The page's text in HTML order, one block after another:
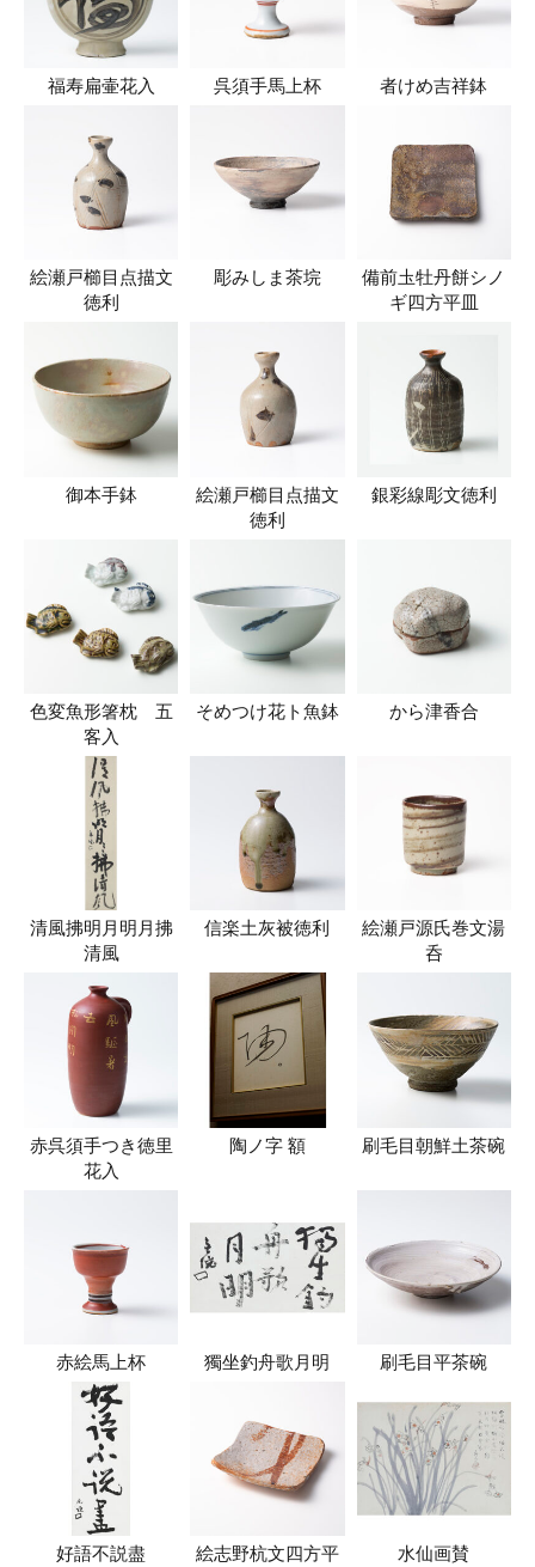
福寿扁壷花入 呉須手馬上杯 者けめ吉祥鉢
絵瀬戸櫛目点描文
徳利
彫みしま茶垸
備前圡牡丹餅シノ
ギ四方平皿
御本手鉢
絵瀬戸櫛目点描文
徳利
銀彩線彫文徳利
色変魚形箸枕 五
客入
そめつけ花ト魚鉢 から津香合
清風拂明月明月拂
清風
信楽土灰被徳利
絵瀬戸源氏巻文湯
呑
赤呉須手つき徳里
花入
陶ノ字 額 刷毛目朝鮮土茶碗
赤絵馬上杯 獨坐釣舟歌月明 刷毛目平茶碗
好語不説盡
絵志野杭文四方平
水仙画賛